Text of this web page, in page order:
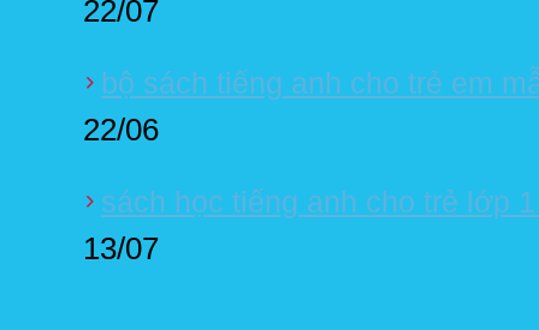
22/07
bộ sách tiếng anh cho trẻ em
22/06
sách học tiếng anh cho trẻ lớp
13/07